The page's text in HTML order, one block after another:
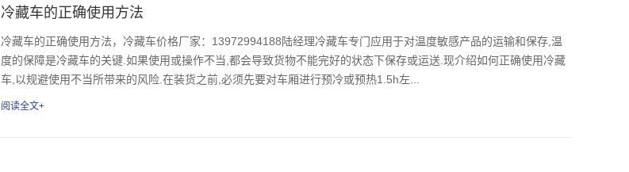
冷藏车的正确使用方法
冷藏车的正确使用方法，冷藏车价格厂家：13972994188陆经理冷藏车专门应用于对温度敏感产品的运输和保存,温
度的保障是冷藏车的关键.如果使用或操作不当,都会导致货物不能完好的状态下保存或运送.现介绍如何正确使用冷藏
车,以规避使用不当所带来的风险.在装货之前,必须先要对车厢进行预冷或预热1.5h左...
阅读全文+